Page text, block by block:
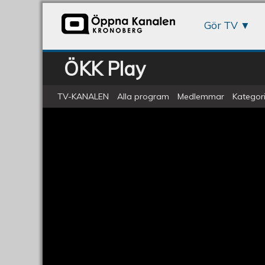
Gör TV
ÖKK Play
TV-KANALEN Alla program Medlemmar